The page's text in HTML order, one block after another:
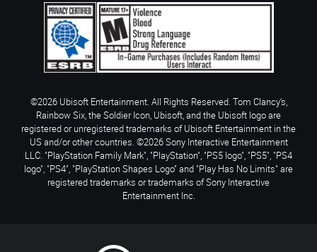
©2026 Ubisoft Entertainment. All Rights Reserved. Tom Clancy’s,
Rainbow Six, the Soldier Icon, Ubisoft, and the Ubisoft logo are
registered or unregistered trademarks of Ubisoft Entertainment in the
US and/or other countries. ©2026 Sony Interactive Entertainment
LLC. "PlayStation Family Mark", "PlayStation", "PS5 logo", "PS5", "PS4
logo", "PS4", "PlayStation Shapes Logo" and "Play Has No Limits" are
registered trademarks or trademarks of Sony Interactive
Entertainment Inc.